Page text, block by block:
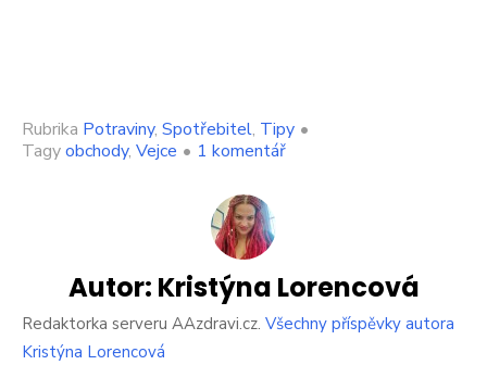
Rubrika Potraviny, Spotřebitel, Tipy •
Tagyobchody, Vejce • 1 komentářu
ponětí,
proč
prodavačky
Autor: Kristýna Lorencová
Redaktorka serveru AAzdravi.cz. Všechny příspěvky autora
Kristýna Lorencová